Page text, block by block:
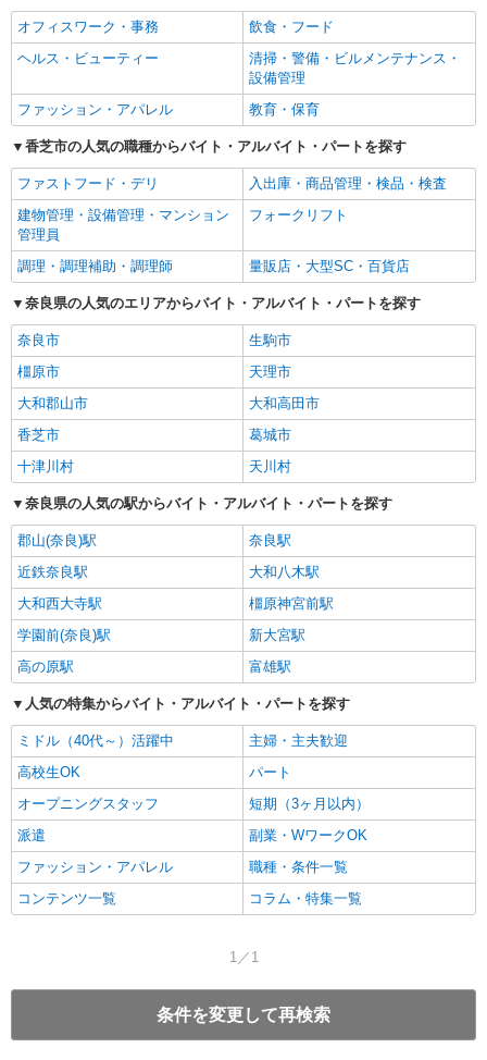
オフィスワーク・事務
飲食・フード
ヘルス・ビューティー
清掃・警備・ビルメンテナンス・
設備管理
ファッション・アパレル
教育・保育
香芝市の人気の職種からバイト・アルバイト・パートを探す
ファストフード・デリ
入出庫・商品管理・検品・検査
建物管理・設備管理・マンション
管理員
フォークリフト
調理・調理補助・調理師 量販店・大型SC・百貨店
奈良県の人気のエリアからバイト・アルバイト・パートを探す
奈良市
生駒市
橿原市
天理市
大和郡山市
大和高田市
香芝市
葛城市
十津川村
天川村
奈良県の人気の駅からバイト・アルバイト・パートを探す
郡山(奈良)駅
奈良駅
近鉄奈良駅
大和八木駅
大和西大寺駅
橿原神宮前駅
学園前(奈良)駅
新大宮駅
高の原駅
富雄駅
人気の特集からバイト・アルバイト・パートを探す
ミドル（40代～）活躍中
主婦・主夫歓迎
高校生OK
パート
オープニングスタッフ
短期（3ヶ月以内）
派遣
副業・WワークOK
ファッション・アパレル
職種・条件一覧
コンテンツ一覧
コラム・特集一覧
1／1
条件を変更して再検索